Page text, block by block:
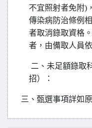
不宜照射者免附)
傳染病防治條例
者取消錄取資格
者，由備取人員
二、未足額錄取
招）：
三、甄選事項詳如原